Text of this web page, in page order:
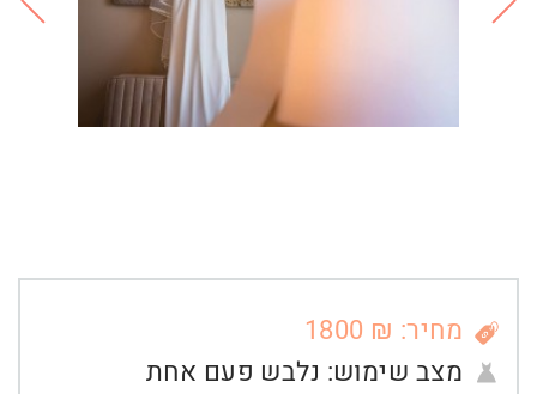
מחיר: ₪ 1800
מצב שימוש: נלבש פעם אחת